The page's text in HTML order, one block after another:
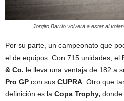
Jorgito Barrio volverá a estar al
Por su parte, un campeonato que
el de equipos. Con 715 unidades, el
& Co. le lleva una ventaja de 182 a
Pro GP con sus CUPRA . Otro que
definición es la Copa Trophy,